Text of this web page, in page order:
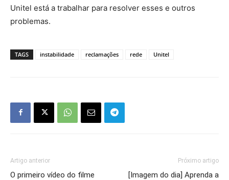
Unitel está a trabalhar para resolver esses e outros
problemas.
TAGS instabilidade reclamações rede Unitel
Artigo anterior
O primeiro vídeo do filme
Próximo artigo
[Imagem do dia] Aprenda a